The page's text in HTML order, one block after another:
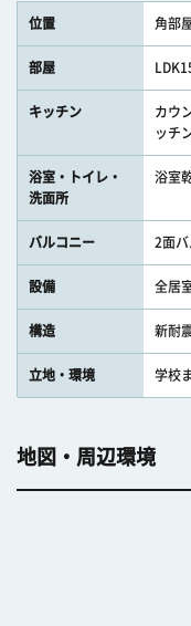
位置 角部
部屋
キッチン
カウ
ッチ
浴室・トイレ・
洗面所
浴室
バルコニー 2面バ
設備 全居
構造 新耐
立地・環境 学校
地図・周辺環境